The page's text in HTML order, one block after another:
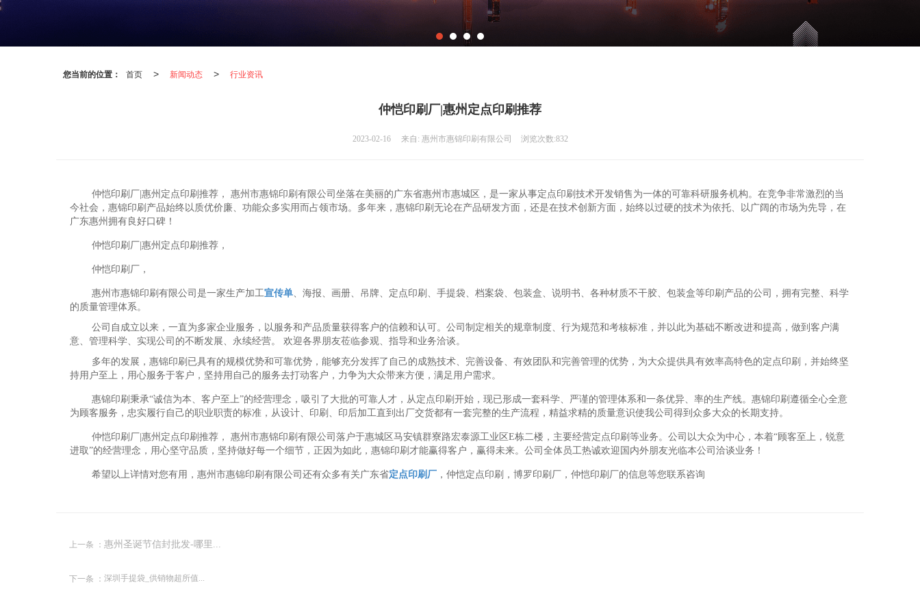
您当前的位置： 首页 > 新闻动态 > 行业资讯
仲恺印刷厂|惠州定点印刷推荐
2023-02-16 来自: 惠州市惠锦印刷有限公司 浏览次数:832
仲恺印刷厂|惠州定点印刷推荐， 惠州市惠锦印刷有限公司坐落在美丽的广东省惠州市惠城区，是一家从事定点印刷技术开发销售为一体的可靠科研服务机构。在竞争非常激烈的当
今社会，惠锦印刷产品始终以质优价廉、功能众多实用而占领市场。多年来，惠锦印刷无论在产品研发方面，还是在技术创新方面，始终以过硬的技术为依托、以广阔的市场为先导，在
广东惠州拥有良好口碑！
仲恺印刷厂|惠州定点印刷推荐，
仲恺印刷厂，
惠州市惠锦印刷有限公司是一家生产加工宣传单、海报、画册、吊牌、定点印刷、手提袋、档案袋、包装盒、说明书、各种材质不干胶、包装盒等印刷产品的公司，拥有完整、科学
的质量管理体系。
公司自成立以来，一直为多家企业服务，以服务和产品质量获得客户的信赖和认可。公司制定相关的规章制度、行为规范和考核标准，并以此为基础不断改进和提高，做到客户满
意、管理科学、实现公司的不断发展、永续经营。 欢迎各界朋友莅临参观、指导和业务洽谈。
多年的发展，惠锦印刷已具有的规模优势和可靠优势，能够充分发挥了自己的成熟技术、完善设备、有效团队和完善管理的优势，为大众提供具有效率高特色的定点印刷，并始终坚
持用户至上，用心服务于客户，坚持用自己的服务去打动客户，力争为大众带来方便，满足用户需求。
惠锦印刷秉承“诚信为本、客户至上”的经营理念，吸引了大批的可靠人才，从定点印刷开始，现已形成一套科学、严谨的管理体系和一条优异、率的生产线。惠锦印刷遵循全心全意
为顾客服务，忠实履行自己的职业职责的标准，从设计、印刷、印后加工直到出厂交货都有一套完整的生产流程，精益求精的质量意识使我公司得到众多大众的长期支持。
仲恺印刷厂|惠州定点印刷推荐， 惠州市惠锦印刷有限公司落户于惠城区马安镇群寮路宏泰源工业区E栋二楼，主要经营定点印刷等业务。公司以大众为中心，本着“顾客至上，锐意
进取”的经营理念，用心坚守品质，坚持做好每一个细节，正因为如此，惠锦印刷才能赢得客户，赢得未来。公司全体员工热诚欢迎国内外朋友光临本公司洽谈业务！
希望以上详情对您有用，惠州市惠锦印刷有限公司还有众多有关广东省定点印刷厂 ，仲恺定点印刷，博罗印刷厂，仲恺印刷厂的信息等您联系咨询
上一条 ： 惠州圣诞节信封批发-哪里...
下一条 ： 深圳手提袋_供销物超所值...